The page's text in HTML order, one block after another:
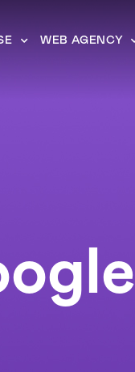
WEB AGENCY